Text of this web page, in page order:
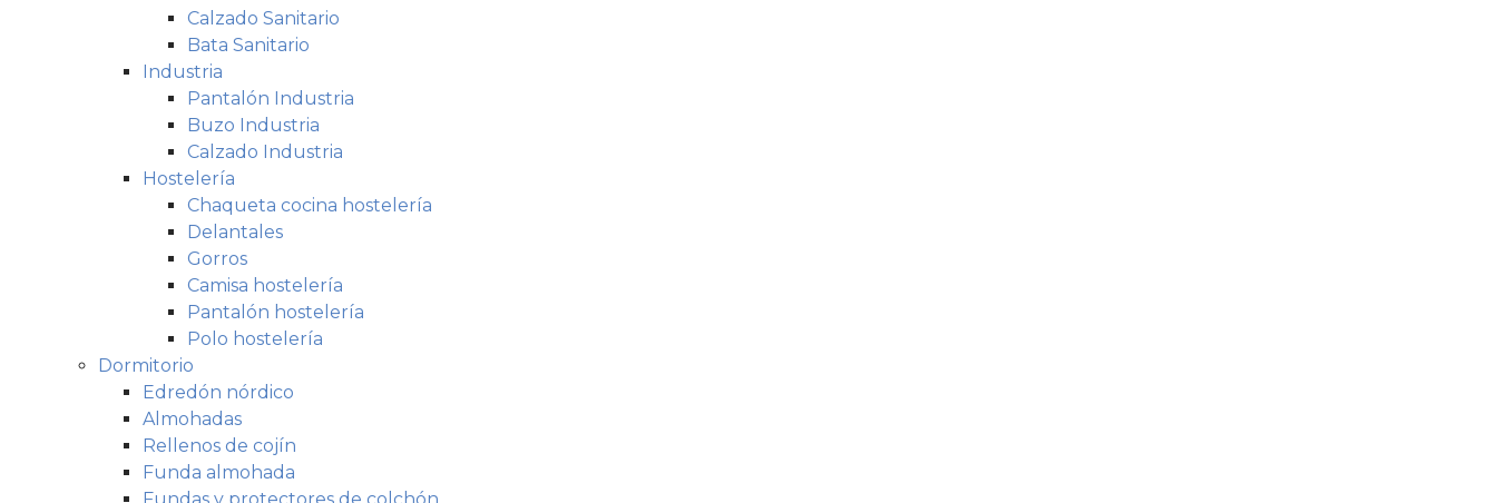
Calzado Sanitario
Bata Sanitario
Industria
Pantalón Industria
Buzo Industria
Calzado Industria
Hostelería
Chaqueta cocina hostelería
Delantales
Gorros
Camisa hostelería
Pantalón hostelería
Polo hostelería
Dormitorio
Edredón nórdico
Almohadas
Rellenos de cojín
Funda almohada